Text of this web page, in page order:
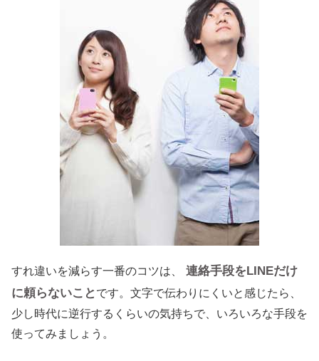
すれ違いを減らす一番のコツは、
連絡手段をLINEだけ
に頼らないこと です。文字で伝わりにくいと感じたら、
少し時代に逆行するくらいの気持ちで、いろいろな手段を
使ってみましょう。